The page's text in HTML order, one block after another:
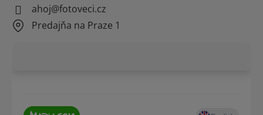
ahoj@fotoveci.cz
Predajňa na Praze 1